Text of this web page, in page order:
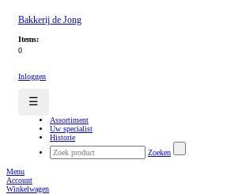
Bakkerij de Jong
Items:
0
Inloggen
☰
Assortiment
Uw specialist
Historie
Zoeken
Menu
Account
Winkelwagen